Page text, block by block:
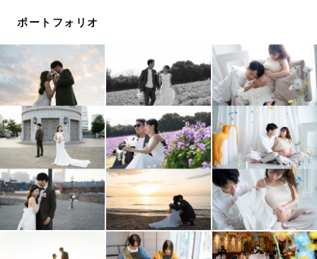
0〜5歳児を担当してきた保育士経験を活かし、ほどよい
距離感で寄り添いながら、安心して過ごしていただける撮
影を心がけています。
“撮らされている記念写真”ではなく、
「その日を一緒に楽しんだ時間」そのものが写真に残るよ
うに。遊びながら過ごすひとときを大切にし、家族のあた
たかさや関係性が感じられる写真に仕上げます。
“今日という日が大切な思い出になる写真”をお届けしま
す。
ポートフォリオ